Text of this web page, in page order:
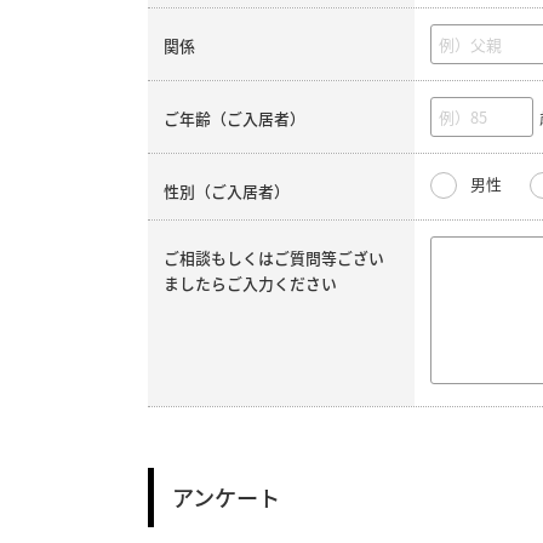
関係
ご年齢（ご入居者）
性別（ご入居者） 男性
ご相談もしくはご質問等ござい
ましたらご入力ください
アンケート